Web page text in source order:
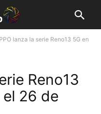
lanza la serie Reno13 5G en
Reno13
26 de